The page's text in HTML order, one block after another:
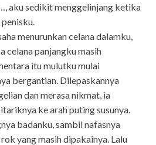
aku sedikit menggelinjang ketika
menurunkan celana dalamku,
celana panjangku masih
itu mulutku mulai
bergantian. Dilepaskannya
dan merasa nikmat, ia
ke arah puting susunya.
badanku, sambil nafasnya
yang masih dipakainya. Lalu